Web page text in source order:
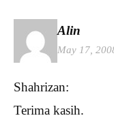
Alin
May 17,
Shahrizan:
Terima kasih.